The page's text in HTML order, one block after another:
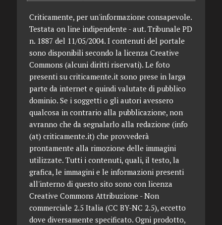
Criticamente, per un'informazione consapevole.
Testata on line indipendente - aut. Tribunale PD
n. 1887 del 11/05/2004. I contenuti del portale
sono disponibili secondo la licenza Creative
Commons (alcuni diritti riservati). Le foto
presenti su criticamente.it sono prese in larga
parte da internet e quindi valutate di pubblico
dominio. Se i soggetti o gli autori avessero
qualcosa in contrario alla pubblicazione, non
avranno che da segnalarlo alla redazione (info
(at) criticamente.it) che provvederà
prontamente alla rimozione delle immagini
utilizzate. Tutti i contenuti, quali, il testo, la
grafica, le immagini e le informazioni presenti
all'interno di questo sito sono con licenza
Creative Commons Attribuzione - Non
commerciale 2.5 Italia (CC BY-NC 2.5), eccetto
dove diversamente specificato. Ogni prodotto,